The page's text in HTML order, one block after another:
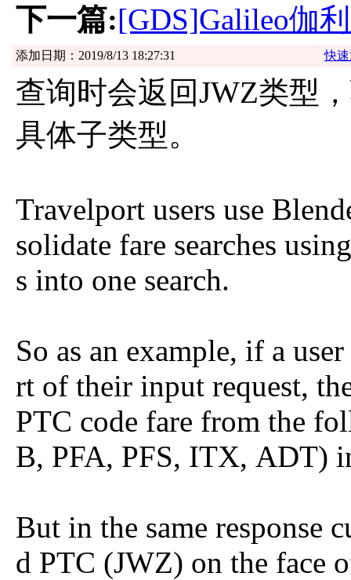
下一篇:[GDS]Galileo伽
添加日期：2019/8/13 18:27:31 快
查询时会返回JWZ类型
具体子类型。
Travelport users use
solidate fare searches
s into one search.
So as an example, if a
rt of their input request,
PTC code fare from the
B, PFA, PFS, ITX, ADT)
But in the same response
d PTC (JWZ) on the face